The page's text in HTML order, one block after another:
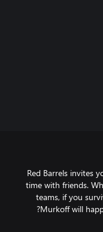
Red Barrels invites
time with friends.
teams, if you
Murkoff will